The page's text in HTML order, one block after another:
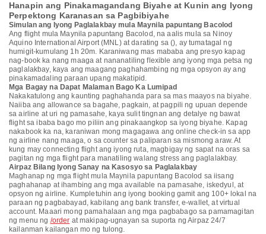
Hanapin ang Pinakamagandang Biyahe at Kunin ang Iyong
Perpektong Karanasan sa Pagbibiyahe
Simulan ang Iyong Paglalakbay mula Maynila papuntang Bacolod
Ang flight mula Maynila papuntang Bacolod, na aalis mula sa Ninoy
Aquino International Airport (MNL) at darating sa (), ay tumatagal ng
humigit-kumulang 1h 20m. Karaniwang mas mababa ang presyo kapag
nag-book ka nang maaga at nananatiling flexible ang iyong mga petsa ng
paglalakbay, kaya ang maagang paghahambing ng mga opsyon ay ang
pinakamadaling paraan upang makatipid.
Mga Bagay na Dapat Malaman Bago Ka Lumipad
Nakakatulong ang kaunting paghahanda para sa mas maayos na biyahe.
Naiiba ang allowance sa bagahe, pagkain, at pagpili ng upuan depende
sa airline at uri ng pamasahe, kaya sulit tingnan ang detalye ng bawat
flight sa ibaba bago mo piliin ang pinakaangkop sa iyong biyahe. Kapag
nakabook ka na, karaniwan mong magagawa ang online check-in sa app
ng airline nang maaga, o sa counter sa paliparan sa mismong araw. At
kung may connecting flight ang iyong ruta, magbigay ng sapat na oras sa
pagitan ng mga flight para manatiling walang stress ang paglalakbay.
Airpaz Bilang Iyong Sanay na Kasosyo sa Paglalakbay
Maghanap ng mga flight mula Maynila papuntang Bacolod sa iisang
paghahanap at ihambing ang mga available na pamasahe, iskedyul, at
opsyon ng airline. Kumpletuhin ang iyong booking gamit ang 100+ lokal na
paraan ng pagbabayad, kabilang ang bank transfer, e-wallet, at virtual
account. Maaari mong pamahalaan ang mga pagbabago sa pamamagitan
ng menu ng /order at makipag-ugnayan sa suporta ng Airpaz 24/7
kailanman kailangan mo ng tulong.